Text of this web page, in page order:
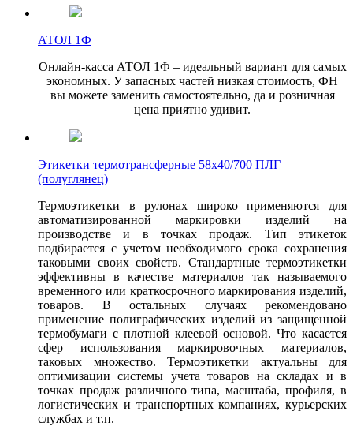
АТОЛ 1Ф
Онлайн-касса АТОЛ 1Ф – идеальный вариант для самых
экономных. У запасных частей низкая стоимость, ФН
вы можете заменить самостоятельно, да и розничная
цена приятно удивит.
Этикетки термотрансферные 58х40/700 ПЛГ
(полуглянец)
Термоэтикетки в рулонах широко применяются для
автоматизированной маркировки изделий на
производстве и в точках продаж. Тип этикеток
подбирается с учетом необходимого срока сохранения
таковыми своих свойств. Стандартные термоэтикетки
эффективны в качестве материалов так называемого
временного или краткосрочного маркирования изделий,
товаров. В остальных случаях рекомендовано
применение полиграфических изделий из защищенной
термобумаги с плотной клеевой основой. Что касается
сфер использования маркировочных материалов,
таковых множество. Термоэтикетки актуальны для
оптимизации системы учета товаров на складах и в
точках продаж различного типа, масштаба, профиля, в
логистических и транспортных компаниях, курьерских
службах и т.п.